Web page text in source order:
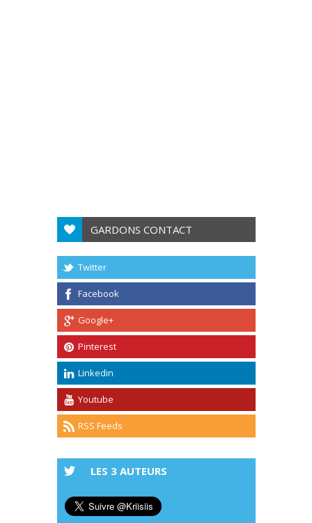
GARDONS CONTACT
Twitter
Facebook
Google+
Pinterest
Linkedin
Youtube
RSS Feeds
LES 3 AUTEURS